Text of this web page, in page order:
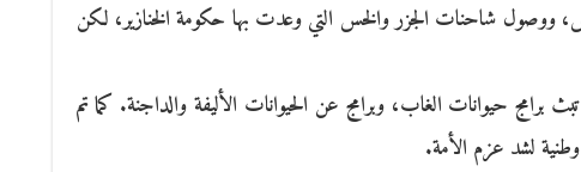
ووصول شاحنات الجزر والخس التي وعدت بها حكومة الخنازير، لكن
برامج حيوانات الغاب، وبرامج عن الحيوانات الأليفة والداجنة. كما تم
لشد عزم الأمة.